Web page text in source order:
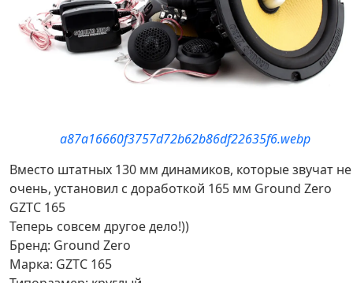
a87a16660f3757d72b62b86df22635f6.webp
Вместо штатных 130 мм динамиков, которые звучат не
очень, установил с доработкой 165 мм Ground Zero
GZTC 165
Теперь совсем другое дело!))
Бренд: Ground Zero
Марка: GZTC 165